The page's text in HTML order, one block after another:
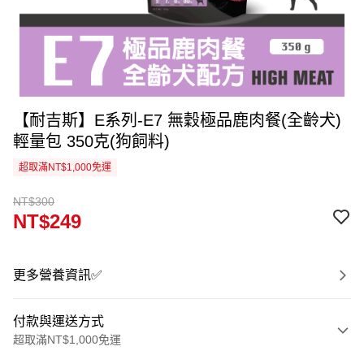
【耐吉斯】E系列-E7 無穀極品鹿肉餐(全齡犬)
輕量包 350克(狗飼料)
超取滿NT$1,000免運
NT$300
NT$249
更多營養資訊✅
付款與運送方式
超取滿NT$1,000免運